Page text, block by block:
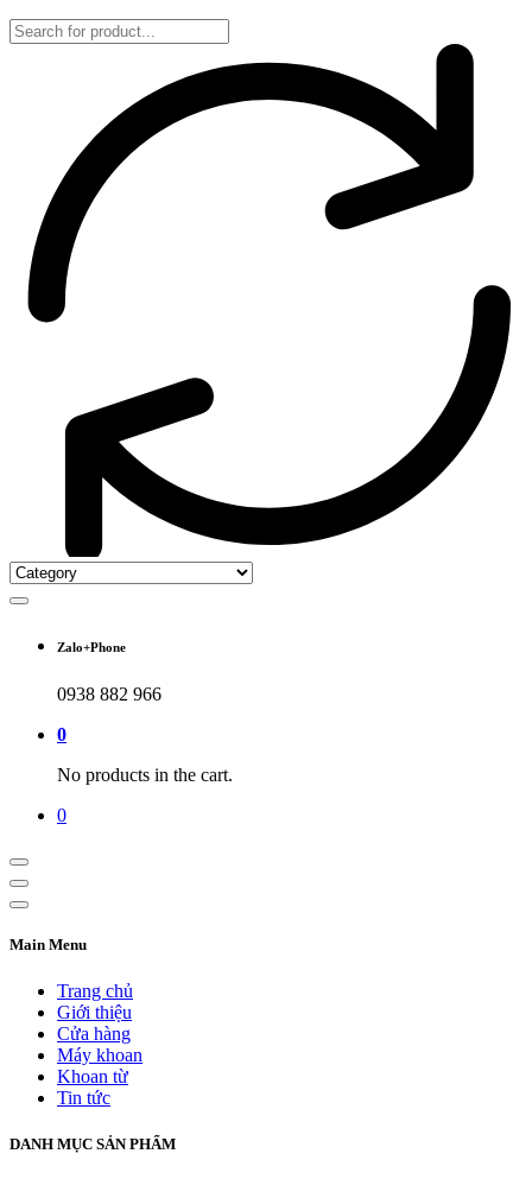
Zalo+Phone
0938 882 966
0
No products in the cart.
0
Main Menu
Trang chủ
Giới thiệu
Cửa hàng
Máy khoan
Khoan từ
Tin tức
DANH MỤC SẢN PHẨM